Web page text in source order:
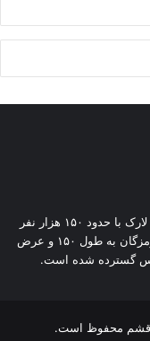
شهرستان قشم شامل جزیره‌های قشم، هنگام و لارک با حدود ۱۵۰ هزار نفر
جمعیت از تنگه هرمز به موازات ساحل استان هرمزگان به طول ۱۵۰ و عرض
قشم محفوظ است.